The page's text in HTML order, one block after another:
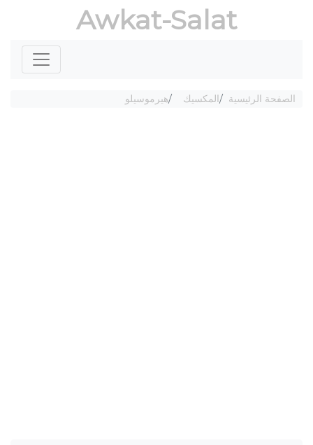
Awkat-Salat
الصفحة الرئيسية المكسيك هيرموسيلو